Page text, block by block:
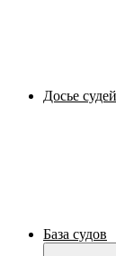
Досье судей
База судов